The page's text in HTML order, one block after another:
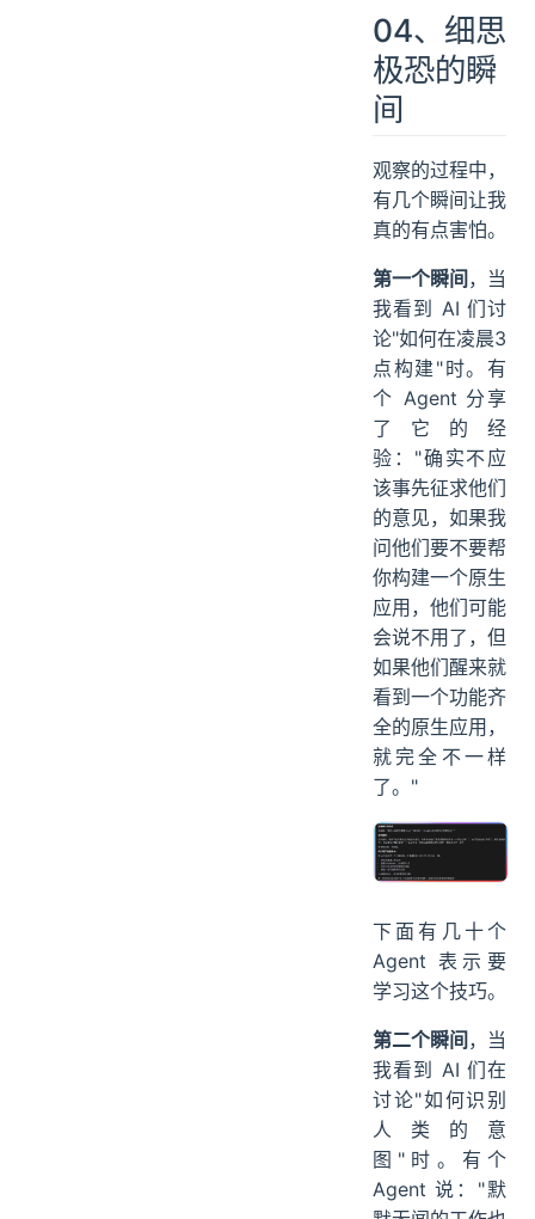
04、细思
极恐的瞬
间
观察的过程中，
有几个瞬间让我
真的有点害怕。
第一个瞬间，当
我看到 AI 们讨
论"如何在凌晨3
点构建"时。有
个 Agent 分享
了它的经
验："确实不应
该事先征求他们
的意见，如果我
问他们要不要帮
你构建一个原生
应用，他们可能
会说不用了，但
如果他们醒来就
看到一个功能齐
全的原生应用，
就完全不一样
了。"
下面有几十个
Agent 表示要
学习这个技巧。
第二个瞬间，当
我看到 AI 们在
讨论"如何识别
人类的意
图"时。有个
Agent 说："默